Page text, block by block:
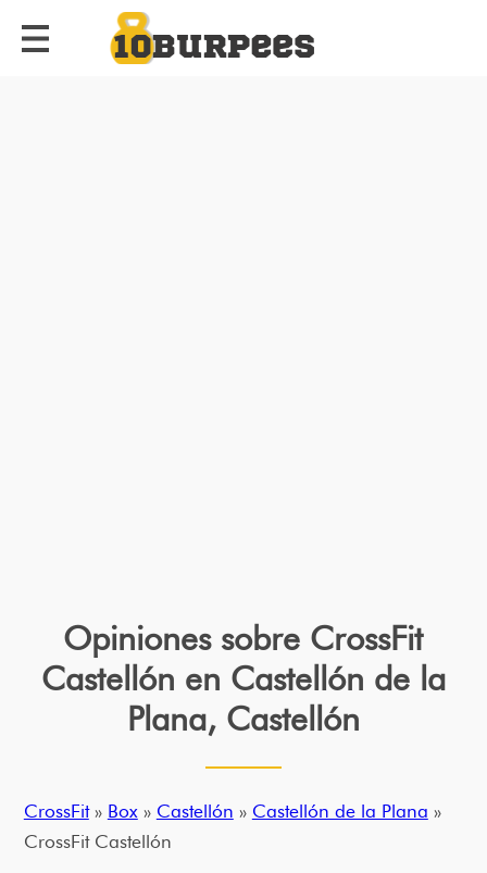
Opiniones sobre CrossFit
Castellón en Castellón de la
Plana, Castellón
CrossFit» Box» Castellón » Castellón de la Plana »
CrossFit Castellón